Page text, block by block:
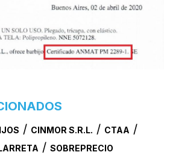
/ CINMOR S.R.L. / CTAA /
/ SOBREPRECIO